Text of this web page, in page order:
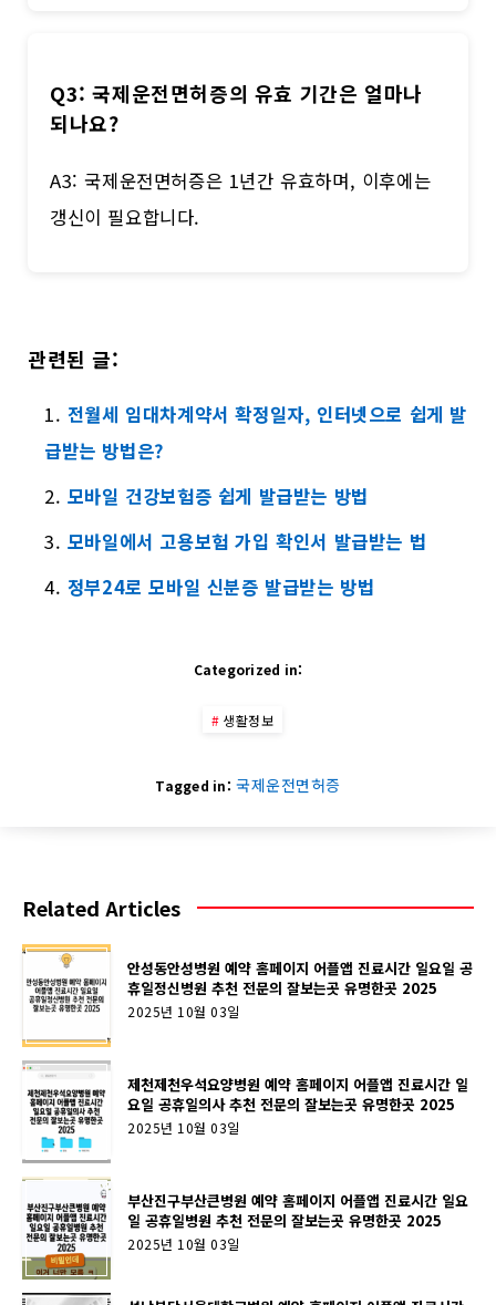
Q3: 국제운전면허증의 유효 기간은 얼마나
되나요?
A3: 국제운전면허증은 1년간 유효하며, 이후에는
갱신이 필요합니다.
관련된 글:
전월세 임대차계약서 확정일자, 인터넷으로 쉽게 발
급받는 방법은?
모바일 건강보험증 쉽게 발급받는 방법
모바일에서 고용보험 가입 확인서 발급받는 법
정부24로 모바일 신분증 발급받는 방법
Categorized in:
생활정보
Tagged in: 국제운전면허증
Related Articles
안성동안성병원 예약 홈페이지 어플앱 진료시간 일요일 공
휴일정신병원 추천 전문의 잘보는곳 유명한곳 2025
2025년 10월 03일
제천제천우석요양병원 예약 홈페이지 어플앱 진료시간 일
요일 공휴일의사 추천 전문의 잘보는곳 유명한곳 2025
2025년 10월 03일
부산진구부산큰병원 예약 홈페이지 어플앱 진료시간 일요
일 공휴일병원 추천 전문의 잘보는곳 유명한곳 2025
2025년 10월 03일